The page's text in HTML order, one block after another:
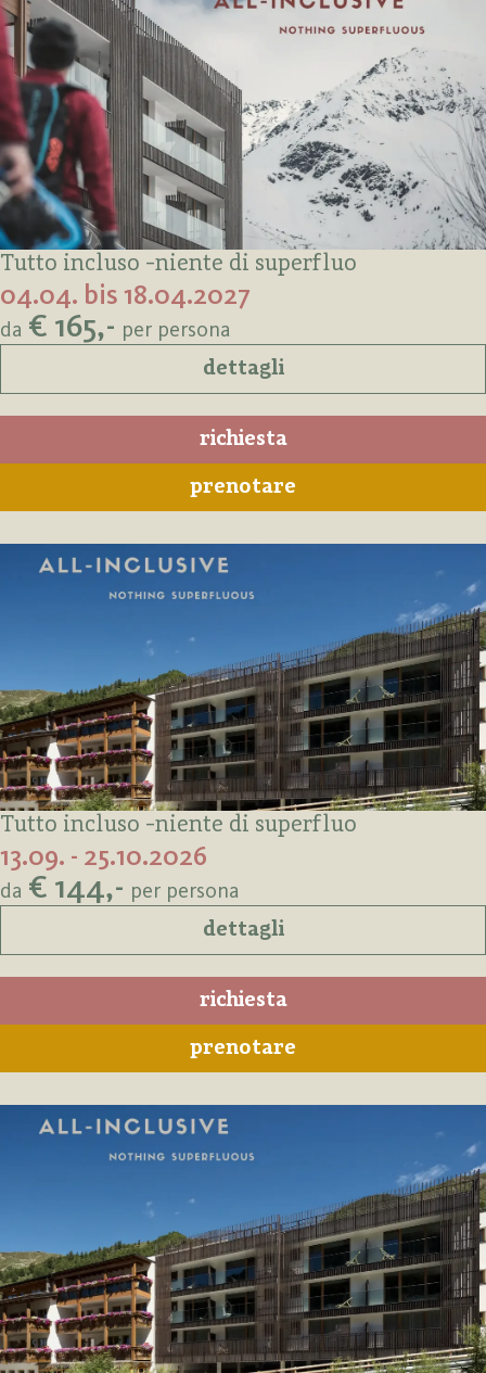
Tutto incluso -niente di superfluo
04.04. bis 18.04.2027
da € 165,- per persona
dettagli
richiesta
prenotare
Tutto incluso -niente di superfluo
13.09. - 25.10.2026
da € 144,- per persona
dettagli
richiesta
prenotare